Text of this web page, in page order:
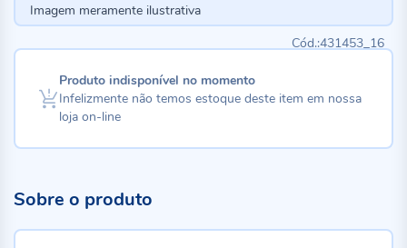
Imagem meramente ilustrativa
431453_16
Produto indisponível no momento
Infelizmente não temos estoque deste item em nossa
loja on-line
Sobre o produto